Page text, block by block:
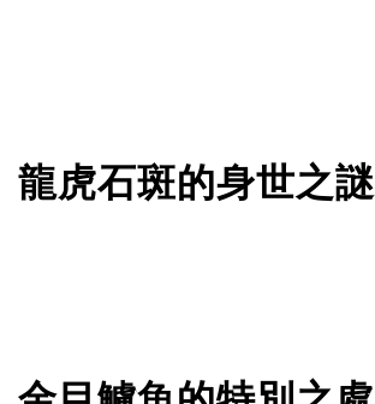
龍虎石斑的身世之謎